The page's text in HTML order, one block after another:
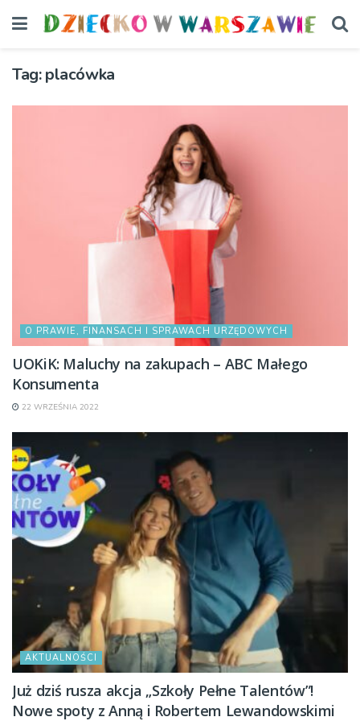
Tag:placówka
O PRAWIE, FINANSACH I SPRAWACH URZĘDOWYCH
UOKiK: Maluchy na zakupach – ABC Małego
Konsumenta
22 WRZEŚNIA 2022
AKTUALNOŚCI
Już dziś rusza akcja „Szkoły Pełne Talentów”!
Nowe spoty z Anną i Robertem Lewandowskimi